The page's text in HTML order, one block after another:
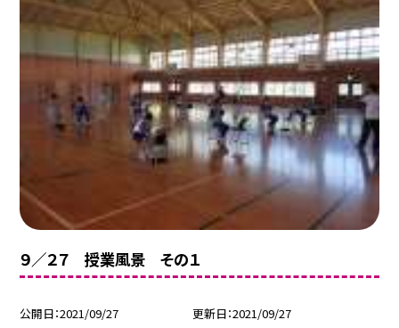
９／２７ 授業風景 その１
公開日 2021/09/27 更新日 2021/09/27